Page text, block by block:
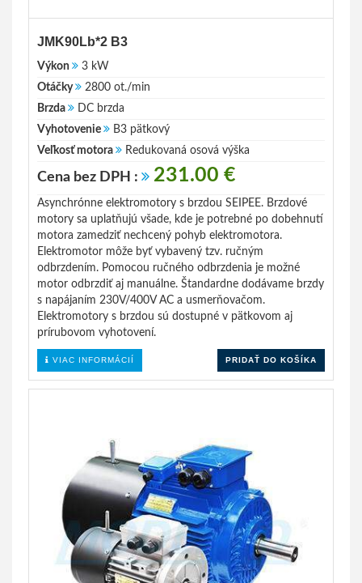
JMK90Lb*2 B3
Výkon
3 kW
Otáčky
2800 ot./min
Brzda
DC brzda
Vyhotovenie
B3 pätkový
Veľkosť motora
Redukovaná osová výška
Cena bez DPH : 231.00 €
Asynchrónne elektromotory s brzdou SEIPEE. Brzdové
motory sa uplatňujú všade, kde je potrebné po dobehnutí
motora zamedziť nechcený pohyb elektromotora.
Elektromotor môže byť vybavený tzv. ručným
odbrzdením. Pomocou ručného odbrzdenia je možné
motor odbrzdiť aj manuálne. Štandardne dodávame brzdy
s napájaním 230V/400V AC a usmerňovačom.
Elektromotory s brzdou sú dostupné v pätkovom aj
prírubovom vyhotovení.
VIAC INFORMÁCIÍ PRIDAŤ DO KOŠÍKA